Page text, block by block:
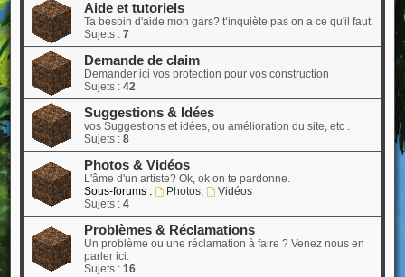
Aide et tutoriels
Ta besoin d'aide mon gars? t’inquiète pas on a ce qu'il faut.
Sujets : 7
Demande de claim
Demander ici vos protection pour vos construction
Sujets : 42
Suggestions & Idées
vos Suggestions et idées, ou amélioration du site, etc .
Sujets : 8
Photos & Vidéos
L'âme d'un artiste? Ok, ok on te pardonne.
Sous-forums :
Photos,
Vidéos
Sujets : 4
Problèmes & Réclamations
Un problème ou une réclamation à faire ? Venez nous en
parler ici.
Sujets : 16